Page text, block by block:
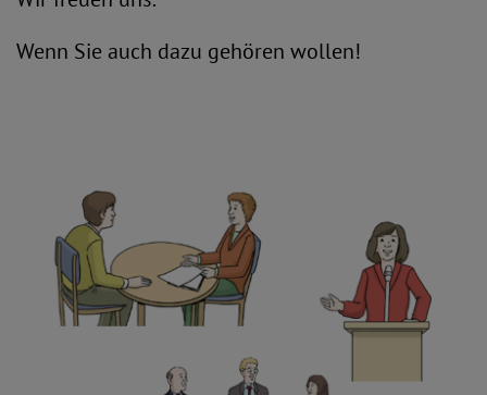
Wenn Sie auch dazu gehören wollen!